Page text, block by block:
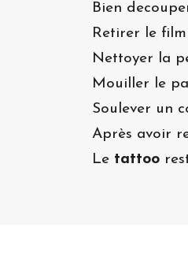
Bien
Retirer le
Nettoyer la
Mouiller le
Soulever un
Après avoir
Le tattoo